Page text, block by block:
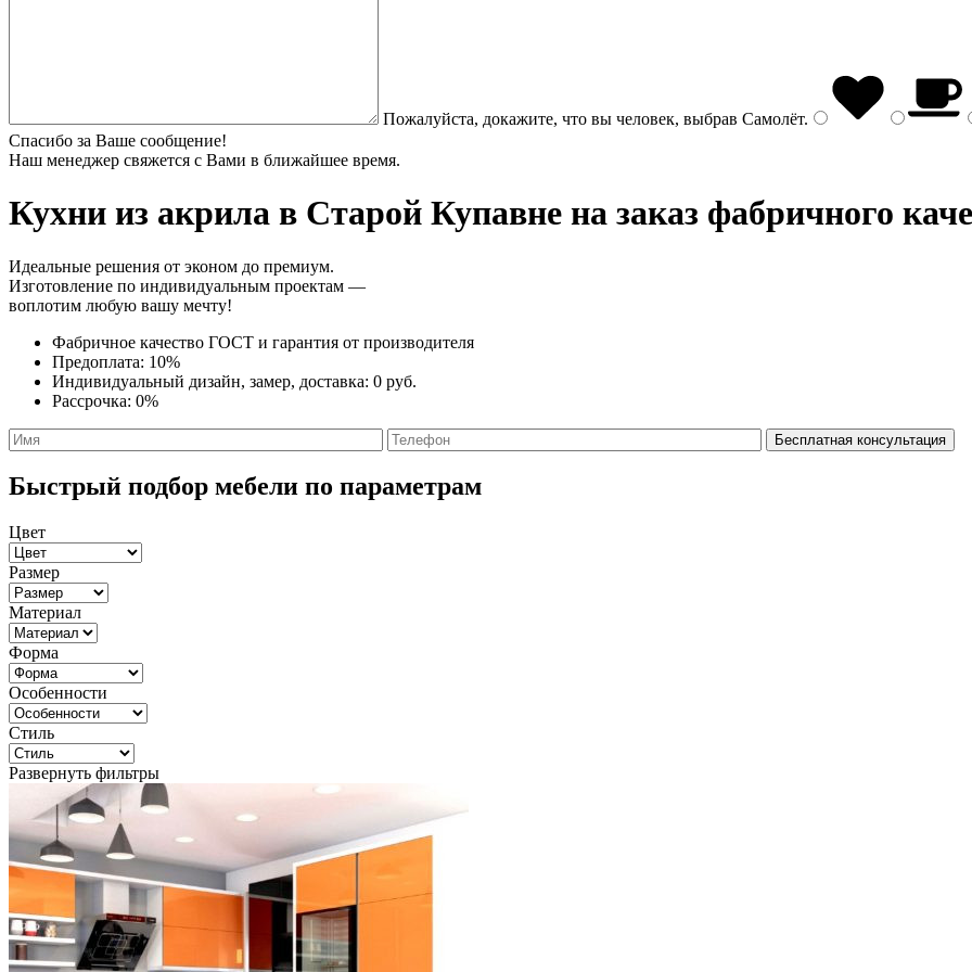
Пожалуйста, докажите, что вы человек, выбрав Самолёт.
Спасибо за Ваше сообщение!
Наш менеджер свяжется с Вами в ближайшее время.
Кухни из акрила в Старой Купавне на заказ фабричного
Идеальные решения от эконом до премиум.
Изготовление по индивидуальным проектам —
воплотим любую вашу мечту!
Фабричное качество ГОСТ и гарантия от производителя
Предоплата: 10%
Индивидуальный дизайн, замер, доставка: 0 руб.
Рассрочка: 0%
Быстрый подбор мебели по параметрам
Цвет
Размер
Материал
Форма
Особенности
Стиль
Развернуть фильтры